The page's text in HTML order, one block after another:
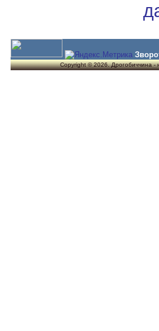
Copyright © 2026. Дрогобиччина -